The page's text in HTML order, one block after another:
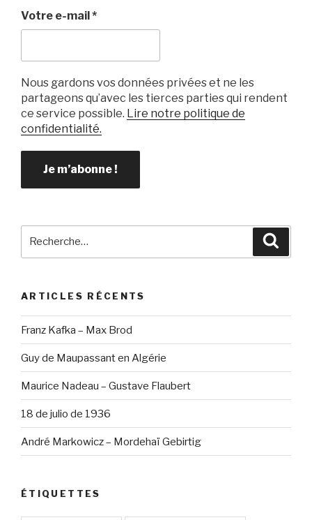
Votre e-mail*
Nous gardons vos données privées et ne les
partageons qu’avec les tierces parties qui rendent
ce service possible. Lire notre politique de
confidentialité.
ARTICLES RÉCENTS
Franz Kafka – Max Brod
Guy de Maupassant en Algérie
Maurice Nadeau – Gustave Flaubert
18 de julio de 1936
André Markowicz – Mordehaï Gebirtig
ÉTIQUETTES